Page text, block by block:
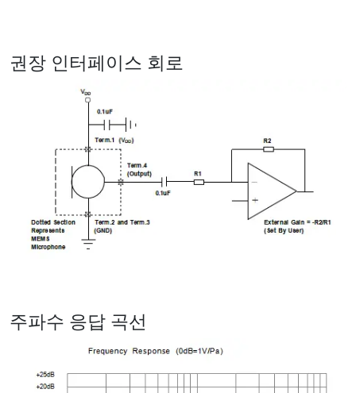
권장 인터페이스 회로
주파수 응답 곡선